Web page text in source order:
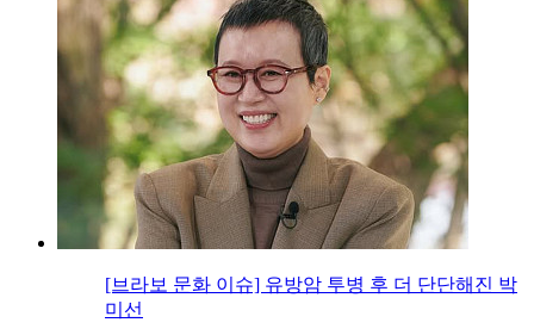
[브라보 문화 이슈] 유방암 투병 후 더 단단해진 박
미선